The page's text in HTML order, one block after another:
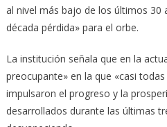
al nivel más bajo de los últimos 30
década pérdida» para el orbe.
La institución señala que en la
preocupante» en la que «casi
impulsaron el progreso y la
desarrollados durante las últimas